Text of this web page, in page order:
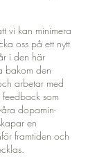
vi kan minimera
oss på ett nytt
i den här
bakom den
arbetar med
som
dopamin-
en
framtiden och